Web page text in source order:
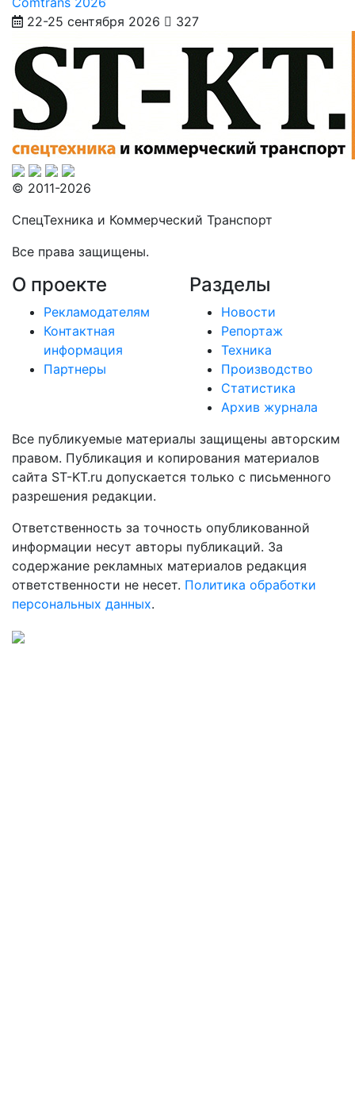
22-25 сентября 2026
327
© 2011-2026
СпецТехника и Коммерческий Транспорт
Все права защищены.
О проекте
Рекламодателям
Контактная
информация
Партнеры
Разделы
Новости
Репортаж
Техника
Производство
Статистика
Архив журнала
Все публикуемые материалы защищены авторским
правом. Публикация и копирования материалов
сайта ST-KT.ru допускается только с письменного
разрешения редакции.
Ответственность за точность опубликованной
информации несут авторы публикаций. За
содержание рекламных материалов редакция
ответственности не несет. Политика обработки
персональных данных.